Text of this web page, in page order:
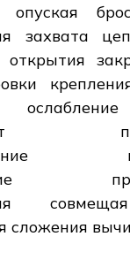
опуская
захвата
сложения